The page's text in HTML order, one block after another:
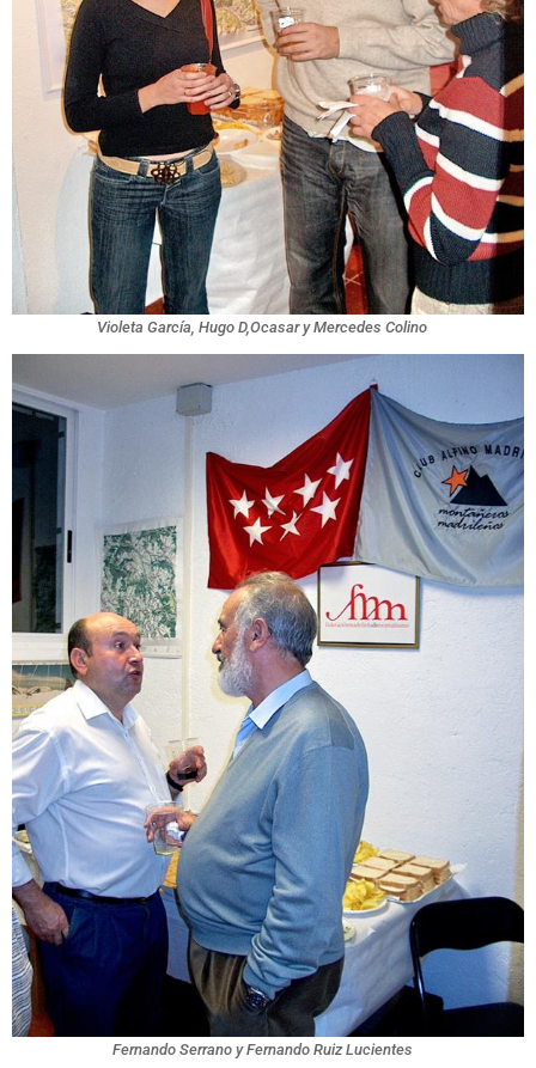
Violeta García, Hugo D,Ocasar y Mercedes Colino
Fernando Serrano y Fernando Ruiz Lucientes